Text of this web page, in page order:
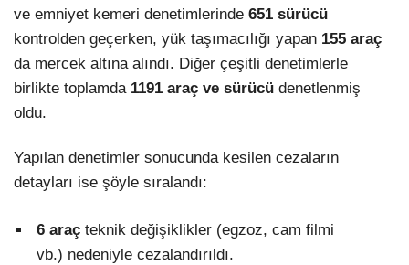
ve emniyet kemeri denetimlerinde 651 sürücü
kontrolden geçerken, yük taşımacılığı yapan 155 araç
da mercek altına alındı. Diğer çeşitli denetimlerle
birlikte toplamda 1191 araç ve sürücü denetlenmiş
oldu.
Yapılan denetimler sonucunda kesilen cezaların
detayları ise şöyle sıralandı:
6 araç teknik değişiklikler (egzoz, cam filmi
vb.) nedeniyle cezalandırıldı.